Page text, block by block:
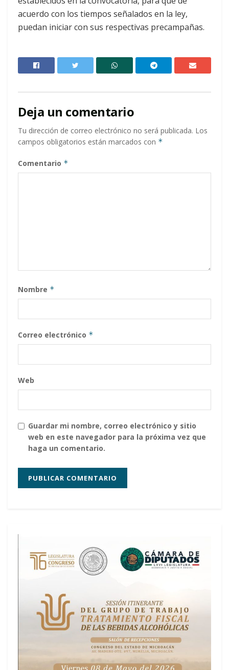
acuerdo con los tiempos señalados en la ley,
puedan iniciar con sus respectivas precampañas.
Deja un comentario
Tu dirección de correo electrónico no será publicada. Los
campos obligatorios están marcados con *
Comentario *
Nombre *
Correo electrónico *
Web
Guardar mi nombre, correo electrónico y sitio
web en este navegador para la próxima vez que
haga un comentario.